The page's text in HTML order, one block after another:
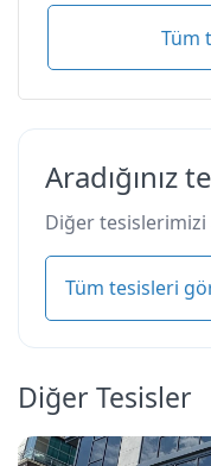
Tüm
Aradığınız
Diğer tesislerimizi
Tüm tesisleri
Diğer Tesisler